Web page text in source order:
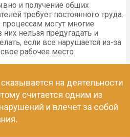
и получение общих
требует постоянного труда.
могут многие
нельзя предугадать и
если все нарушается из-за
рабочее место.
на деятельности
считается одним из
и влечет за собой